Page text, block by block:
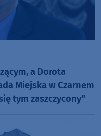
a Dorota
Miejska w Czarnem
tym zaszczycony"